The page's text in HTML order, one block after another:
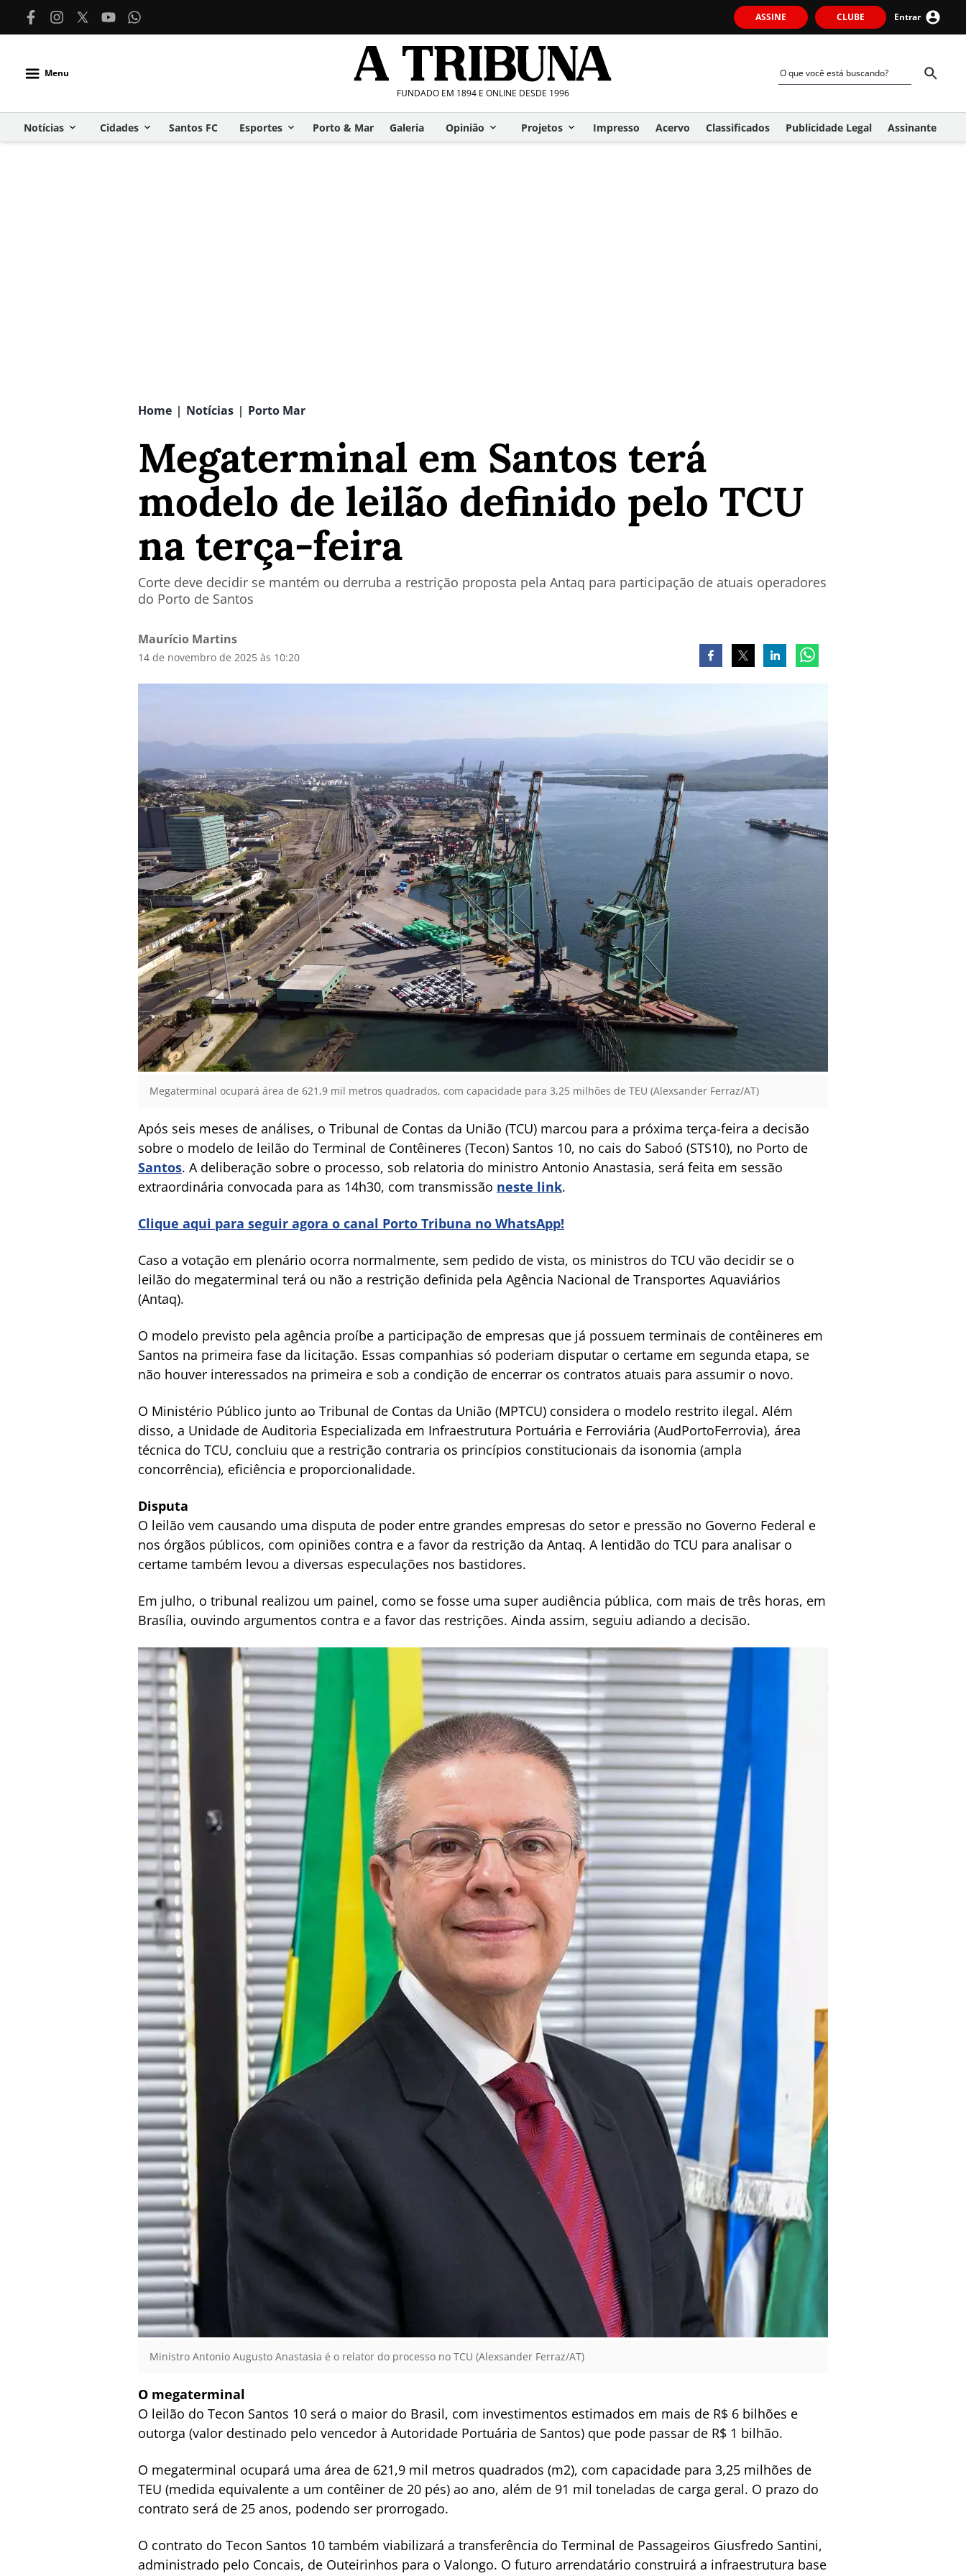
ASSINE CLUBE Entrar
Menu
FUNDADO EM 1894 E ONLINE DESDE 1996
Notícias Cidades Santos FC Esportes Porto & Mar Galeria Opinião Projetos Impresso Acervo Classificados Publicidade Legal Assinante
Home | Notícias | Porto Mar
Megaterminal em Santos terá
modelo de leilão definido pelo TCU
na terça-feira
Corte deve decidir se mantém ou derruba a restrição proposta pela Antaq para participação de atuais operadores
do Porto de Santos
Maurício Martins
14 de novembro de 2025 às 10:20
Megaterminal ocupará área de 621,9 mil metros quadrados, com capacidade para 3,25 milhões de TEU (Alexsander Ferraz/AT)
Após seis meses de análises, o Tribunal de Contas da União (TCU) marcou para a próxima terça-feira a decisão
sobre o modelo de leilão do Terminal de Contêineres (Tecon) Santos 10, no cais do Saboó (STS10), no Porto de
Santos. A deliberação sobre o processo, sob relatoria do ministro Antonio Anastasia, será feita em sessão
extraordinária convocada para as 14h30, com transmissão neste link.
Clique aqui para seguir agora o canal Porto Tribuna no WhatsApp!
Caso a votação em plenário ocorra normalmente, sem pedido de vista, os ministros do TCU vão decidir se o
leilão do megaterminal terá ou não a restrição definida pela Agência Nacional de Transportes Aquaviários
(Antaq).
O modelo previsto pela agência proíbe a participação de empresas que já possuem terminais de contêineres em
Santos na primeira fase da licitação. Essas companhias só poderiam disputar o certame em segunda etapa, se
não houver interessados na primeira e sob a condição de encerrar os contratos atuais para assumir o novo.
O Ministério Público junto ao Tribunal de Contas da União (MPTCU) considera o modelo restrito ilegal. Além
disso, a Unidade de Auditoria Especializada em Infraestrutura Portuária e Ferroviária (AudPortoFerrovia), área
técnica do TCU, concluiu que a restrição contraria os princípios constitucionais da isonomia (ampla
concorrência), eficiência e proporcionalidade.
Disputa
O leilão vem causando uma disputa de poder entre grandes empresas do setor e pressão no Governo Federal e
nos órgãos públicos, com opiniões contra e a favor da restrição da Antaq. A lentidão do TCU para analisar o
certame também levou a diversas especulações nos bastidores.
Em julho, o tribunal realizou um painel, como se fosse uma super audiência pública, com mais de três horas, em
Brasília, ouvindo argumentos contra e a favor das restrições. Ainda assim, seguiu adiando a decisão.
Ministro Antonio Augusto Anastasia é o relator do processo no TCU (Alexsander Ferraz/AT)
O megaterminal
O leilão do Tecon Santos 10 será o maior do Brasil, com investimentos estimados em mais de R$ 6 bilhões e
outorga (valor destinado pelo vencedor à Autoridade Portuária de Santos) que pode passar de R$ 1 bilhão.
O megaterminal ocupará uma área de 621,9 mil metros quadrados (m2), com capacidade para 3,25 milhões de
TEU (medida equivalente a um contêiner de 20 pés) ao ano, além de 91 mil toneladas de carga geral. O prazo do
contrato será de 25 anos, podendo ser prorrogado.
O contrato do Tecon Santos 10 também viabilizará a transferência do Terminal de Passageiros Giusfredo Santini,
administrado pelo Concais, de Outeirinhos para o Valongo. O futuro arrendatário construirá a infraestrutura base